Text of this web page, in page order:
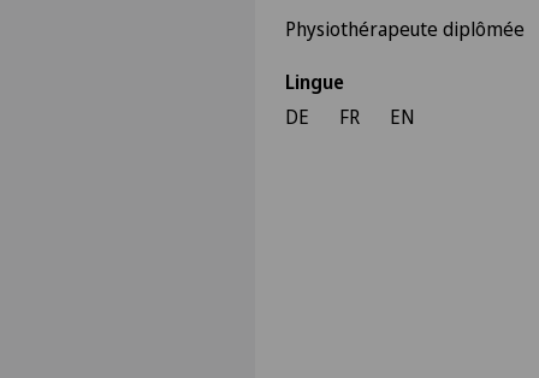
Physiothérapeute diplômée
Lingue
DE
FR EN